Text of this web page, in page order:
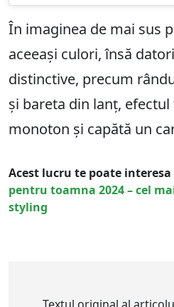
În imaginea de mai sus
aceeași culori, însă
distinctive, precum
și bareta din lanț,
monoton și capătă un
Acest lucru te poate interesa
pentru toamna 2024 – cel
styling